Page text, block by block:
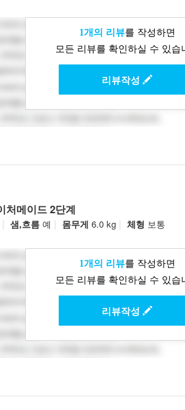
1개의 리뷰를 작성하면
모든 리뷰를 확인하실 수 있습
리뷰작성
처메이드 2단계
| 샘,흐름 예 | 몸무게 6.0 kg | 체형 보통
1개의 리뷰를 작성하면
모든 리뷰를 확인하실 수 있습
리뷰작성